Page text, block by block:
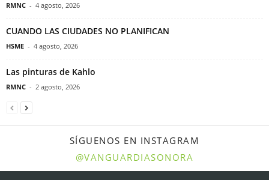
RMNC - 4 agosto, 2026
CUANDO LAS CIUDADES NO PLANIFICAN
HSME - 4 agosto, 2026
Las pinturas de Kahlo
RMNC - 2 agosto, 2026
SÍGUENOS EN INSTAGRAM
@VANGUARDIASONORA